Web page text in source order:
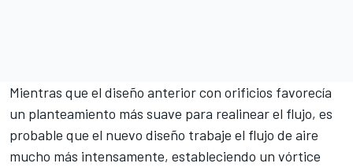
Mientras que el diseño anterior con orificios favorecía
un planteamiento más suave para realinear el flujo, es
probable que el nuevo diseño trabaje el flujo de aire
mucho más intensamente, estableciendo un vórtice